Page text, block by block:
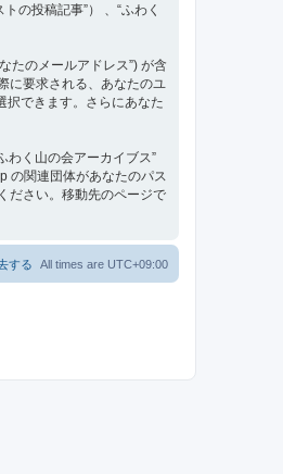
の投稿記事”） 、“ふわく
たのメールアドレス”) が含
に要求される、あなたのユ
択できます。さらにあなた
わく山の会アーカイブス”
の関連団体があなたのパス
ださい。移動先のページで
All times are UTC+09:00
する